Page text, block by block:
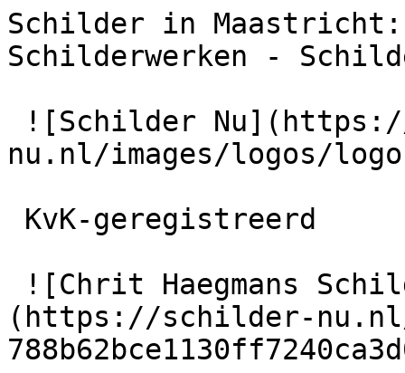
Schilder in Maastricht:
Schilderwerken -
nu.nl/images/logos/
(https://schilder-nu.nl/